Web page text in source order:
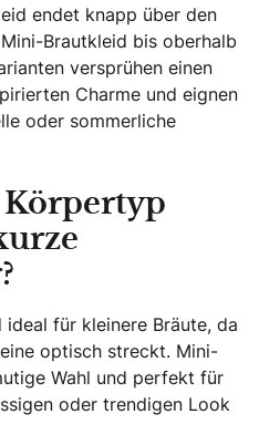
endet knapp über den
Brautkleid bis oberhalb
versprühen einen
Charme und eignen
oder sommerliche
Körpertyp
für kleinere Bräute, da
optisch streckt. Mini-
Wahl und perfekt für
oder trendigen Look